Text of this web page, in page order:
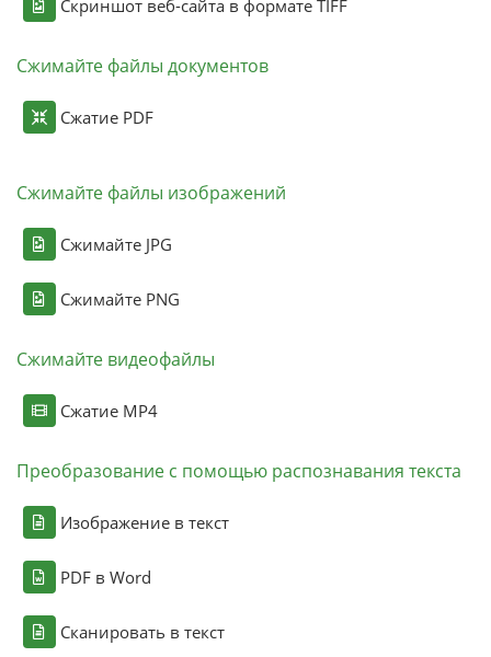
Скриншот веб-сайта в формате TIFF
Сжимайте файлы документов
Сжатие PDF
Сжимайте файлы изображений
Сжимайте JPG
Сжимайте PNG
Сжимайте видеофайлы
Сжатие MP4
Преобразование с помощью распознавания текста
Изображение в текст
PDF в Word
Сканировать в текст